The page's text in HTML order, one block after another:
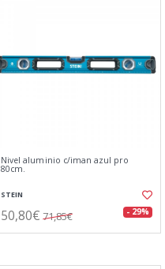
Nivel aluminio c/iman azul pro
80cm.
STEIN
50,80€ 71,85€ - 29%